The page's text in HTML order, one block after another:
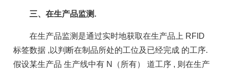
三、在生产品监测.
在生产品监测是通过实时地获取在生产品上 RFID
标签数据 ,以判断在制品所处的工位及已经完成 的工序.
假设某生产品 生产线中有 N（所有） 道工序 , 则在生产